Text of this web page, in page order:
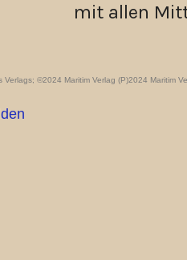
mit allen
Verlags; ©2024 Maritim Verlag (P)2024 Maritim